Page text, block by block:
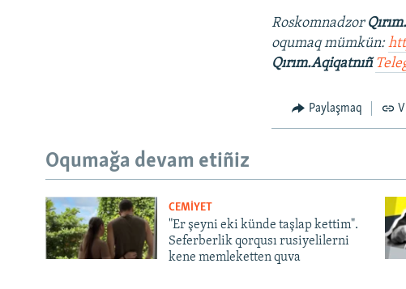
Roskomnadzor
oqumaq mümkün:
Qırım.Aqiqatnıñ
Paylaşmaq
Oqumağa devam etiñiz
CEMİYET
"Er şeyni eki künde taşlap kettim".
Seferberlik qorqusı rusiyelilerni
kene memleketten quva